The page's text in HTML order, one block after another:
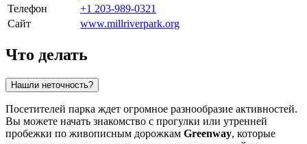
Телефон
+1 203-989-0321
Сайт
www.millriverpark.org
Что делать
Нашли неточность?
Посетителей парка ждет огромное разнообразие активностей.
Вы можете начать знакомство с прогулки или утренней
пробежки по живописным дорожкам Greenway, которые